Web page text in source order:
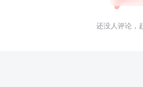
还没人评论，